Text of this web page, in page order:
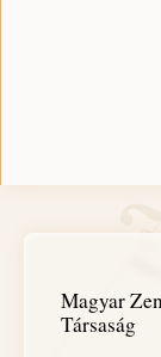
Magyar
Társaság